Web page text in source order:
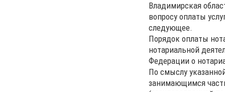
Владимирская
вопросу оплаты
следующее.
Порядок оплаты
нотариальной
Федерации о
По смыслу
занимающимся